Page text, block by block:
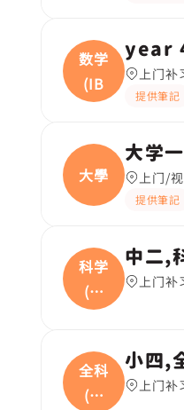
数学
(IB
year
上门补
提供筆記
大學
大学
上门/
提供筆記
科学
(科
學
中二,
上门补
全科
(中
小四,
上门补